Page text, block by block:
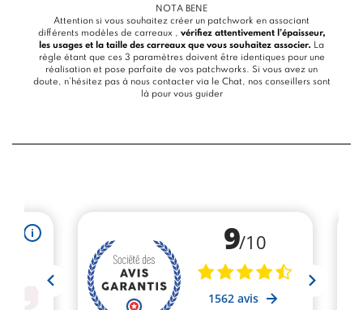
NOTA BENE
Attention si vous souhaitez créer un patchwork en associant
différents modèles de carreaux , vérifiez attentivement l’épaisseur,
les usages et la taille des carreaux que vous souhaitez associer. La
règle étant que ces 3 paramètres doivent être identiques pour une
réalisation et pose parfaite de vos patchworks. Si vous avez un
doute, n’hésitez pas à nous contacter via le Chat, nos conseillers sont
là pour vous guider